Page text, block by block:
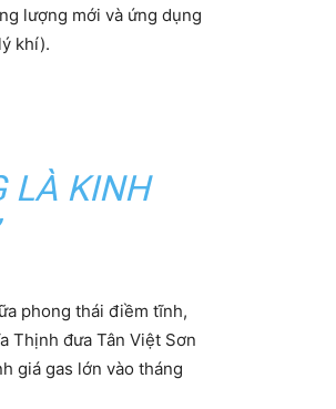
lượng mới và ứng dụng
khí).
LÀ KINH
phong thái điềm tĩnh,
Thịnh đưa Tân Việt Sơn
giá gas lớn vào tháng